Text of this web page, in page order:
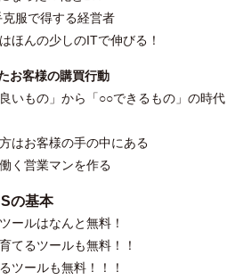
服で得する経営者
んの少しのITで伸びる！
お客様の購買行動
もの」から「○○できるもの」の時代
はお客様の手の中にある
く営業マンを作る
の基本
ルはなんと無料！
るツールも無料！！
ールも無料！！！